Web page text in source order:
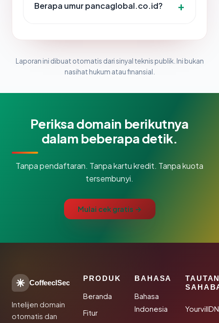
Berapa umur pancaglobal.co.id?
Laporan ini dibuat otomatis dari sinyal teknis publik. Ini bukan
nasihat hukum atau finansial.
Periksa domain berikutnya
dalam beberapa detik.
Tanpa pendaftaran. Tanpa kartu kredit. Tanpa kuota
tersembunyi.
Mulai cek gratis →
CoffeeclSec
Intelijen domain
otomatis dan
PRODUK
Beranda
Fitur
BAHASA
Bahasa
Indonesia